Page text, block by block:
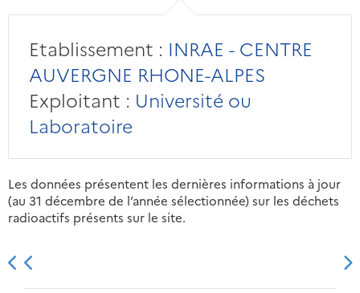
Etablissement : INRAE - CENTRE
AUVERGNE RHONE-ALPES
Exploitant : Université ou
Laboratoire
Les données présentent les dernières informations à jour
(au 31 décembre de l’année sélectionnée) sur les déchets
radioactifs présents sur le site.